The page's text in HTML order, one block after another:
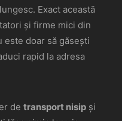
Exact această
și firme mici din
este doar să găsești
rapid la adresa
de transport nisip și